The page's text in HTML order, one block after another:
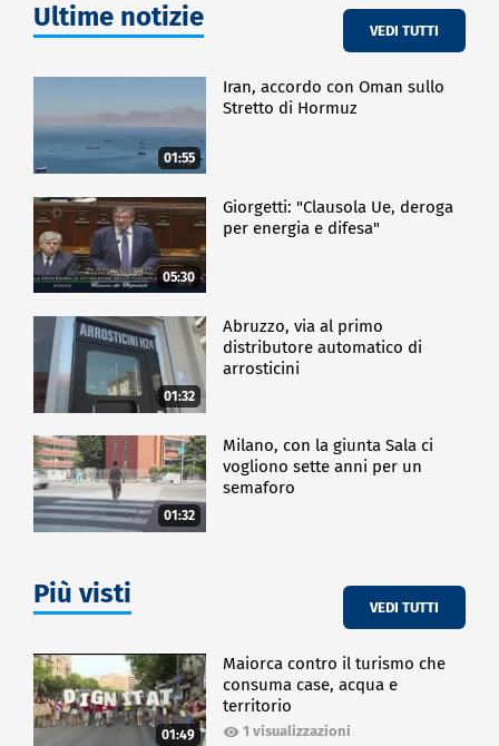
Ultime notizie VEDI TUTTI
01:55
Iran, accordo con Oman sullo
Stretto di Hormuz
05:30
Giorgetti: "Clausola Ue, deroga
per energia e difesa"
01:32
Abruzzo, via al primo
distributore automatico di
arrosticini
01:32
Milano, con la giunta Sala ci
vogliono sette anni per un
semaforo
Più visti VEDI TUTTI
01:49
Maiorca contro il turismo che
consuma case, acqua e
territorio
1 visualizzazioni